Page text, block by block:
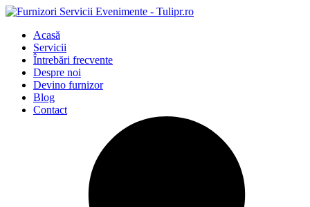
Acasă
Servicii
Întrebări frecvente
Despre noi
Devino furnizor
Blog
Contact